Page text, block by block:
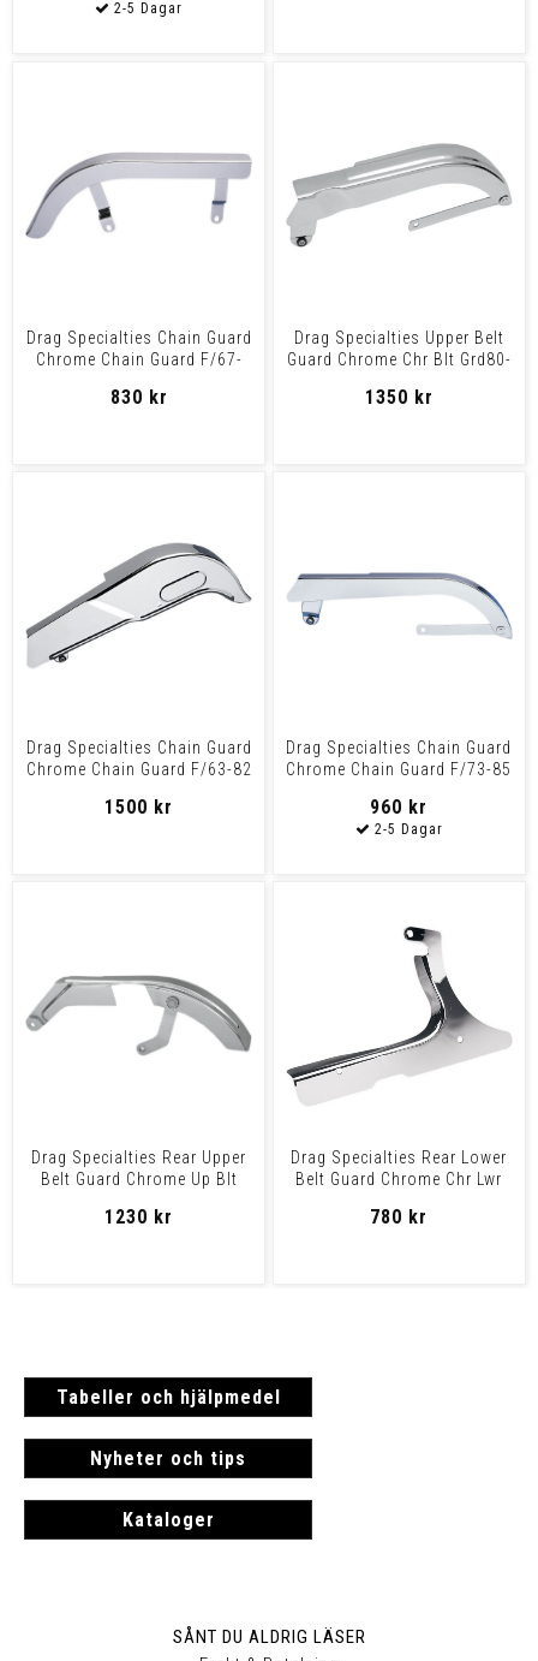
Drag Specialties Chain Guard
Chrome Chain Guard F/67-
830 kr
Drag Specialties Upper Belt
Guard Chrome Chr Blt Grd80-
1350 kr
Drag Specialties Chain Guard
Chrome Chain Guard F/63-82
1500 kr
Drag Specialties Chain Guard
Chrome Chain Guard F/73-85
960 kr
Drag Specialties Rear Upper
Belt Guard Chrome Up Blt
1230 kr
Drag Specialties Rear Lower
Belt Guard Chrome Chr Lwr
780 kr
Tabeller och hjälpmedel
Nyheter och tips
Kataloger
SÅNT DU ALDRIG LÄSER